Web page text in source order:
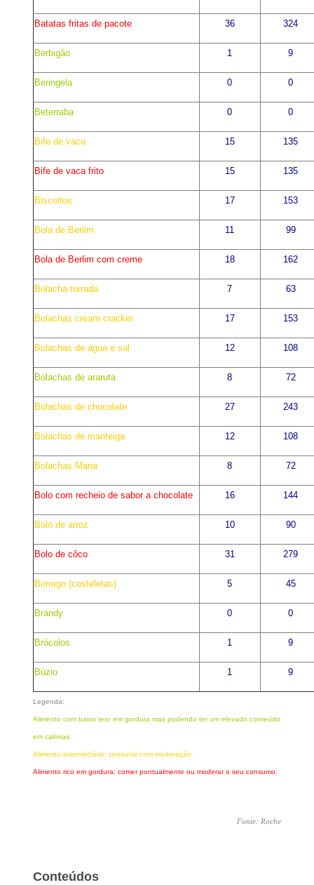
Batatas fritas de pacote 36 324
Berbigão 1 9
Beringela 0 0
Beterraba 0 0
Bife de vaca 15 135
Bife de vaca frito 15 135
Biscoitos 17 153
Bola de Berlim 11 99
Bola de Berlim com creme 18 162
Bolacha torrada 7 63
Bolachas cream cracker 17 153
Bolachas de água e sal 12 108
Bolachas de araruta 8 72
Bolachas de chocolate 27 243
Bolachas de manteiga 12 108
Bolachas Maria 8 72
Bolo com recheio de sabor a chocolate 16 144
Bolo de arroz 10 90
Bolo de côco 31 279
Borrego (costeletas) 5 45
Brandy 0 0
Brócolos 1 9
Búzio 1 9
Legenda:
Alimento com baixo teor em gordura mas podendo ter um elevado conteúdo
em calorias.
Alimento intermediário: consumir com moderação.
Alimento rico em gordura: comer pontualmente ou moderar o seu consumo.
Fonte: Roche
Conteúdos